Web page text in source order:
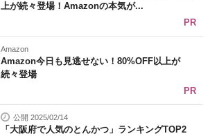
上が続々登場！Amazonの本気が...
PR
Amazon
Amazon今日も見逃せない！80%OFF以上が
続々登場
PR
公開 2025/02/14
「大阪府で人気のとんかつ」ランキングTOP2